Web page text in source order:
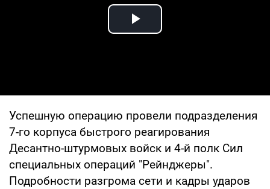
Play Video
Успешную операцию провели подразделения
7-го корпуса быстрого реагирования
Десантно-штурмовых войск и 4-й полк Сил
специальных операций "Рейнджеры".
Подробности разгрома сети и кадры ударов